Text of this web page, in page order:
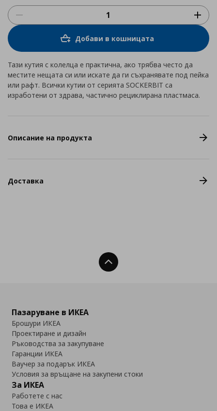
Добави в кошницата
Тази кутия с колелца е практична, ако трябва често да
местите нещата си или искате да ги съхранявате под пейка
или рафт. Всички кутии от серията SOCKERBIT са
изработени от здрава, частично рециклирана пластмаса.
Описание на продукта
Доставка
Нагоре
Пазаруване в ИКЕА
Брошури ИКЕА
Проектиране и дизайн
Ръководства за закупуване
Гаранции ИКЕА
Ваучер за подарък ИКЕА
Условия за връщане на закупени стоки
За ИКЕА
Работете с нас
Това е ИКЕА